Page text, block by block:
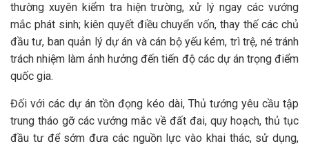
thường xuyên kiểm tra hiện trường, xử lý ngay các vướng
mắc phát sinh; kiên quyết điều chuyển vốn, thay thế các chủ
đầu tư, ban quản lý dự án và cán bộ yếu kém, trì trệ, né tránh
trách nhiệm làm ảnh hưởng đến tiến độ các dự án trọng điểm
quốc gia.
Đối với các dự án tồn đọng kéo dài, Thủ tướng yêu cầu tập
trung tháo gỡ các vướng mắc về đất đai, quy hoạch, thủ tục
đầu tư để sớm đưa các nguồn lực vào khai thác, sử dụng,